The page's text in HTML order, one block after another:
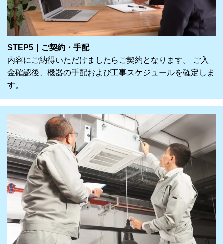
STEP5｜ご契約・手配
内容にご納得いただけましたらご契約となります。 ご入
金確認後、機器の手配および工事スケジュールを確定しま
す。